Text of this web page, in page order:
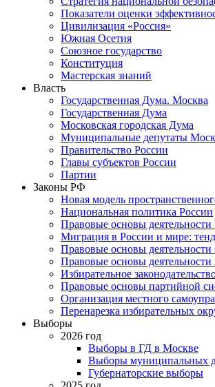
Показатели оценки
Цивилизация «Россия»
Южная Осетия
Союзное государство
Конституция
Мастерская знаний
Власть
Государственная Дума. Москва
Государственная Дума
Московская городская Дума
Муниципальные депутаты
Правительство России
Главы субъектов России
Партии
Законы РФ
Новая модель
Национальная политика России
Правовые основы деятельности
Миграция в России и мире:
Правовые основы
Правовые основы
Избирательное
Правовые основы партийной
Организация местного
Перенарезка избирательных
Выборы
2026 год
Выборы в ГД в Москве
Выборы муниципальных
Губернаторские выборы